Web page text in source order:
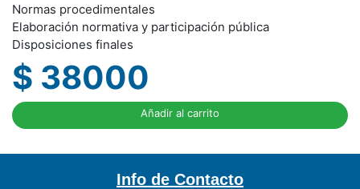
Normas procedimentales
Elaboración normativa y participación pública
Disposiciones finales
$ 38000
Añadir al carrito
Info de Contacto